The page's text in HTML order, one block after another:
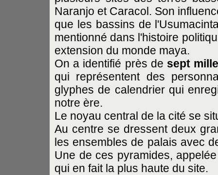
Naranjo et Caracol. Son
que les bassins de
mentionné dans l'histoire
extension du monde maya.
On a identifié près de sept
qui représentent des
glyphes de calendrier qui
notre ère.
Le noyau central de la cité se
Au centre se dressent deux
les ensembles de palais avec
Une de ces pyramides,
qui en fait la plus haute du site.